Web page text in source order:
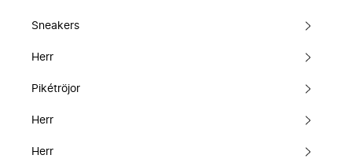
Sneakers
Herr
Pikétröjor
Herr
Herr